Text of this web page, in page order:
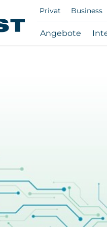
Privat Business
Angebote